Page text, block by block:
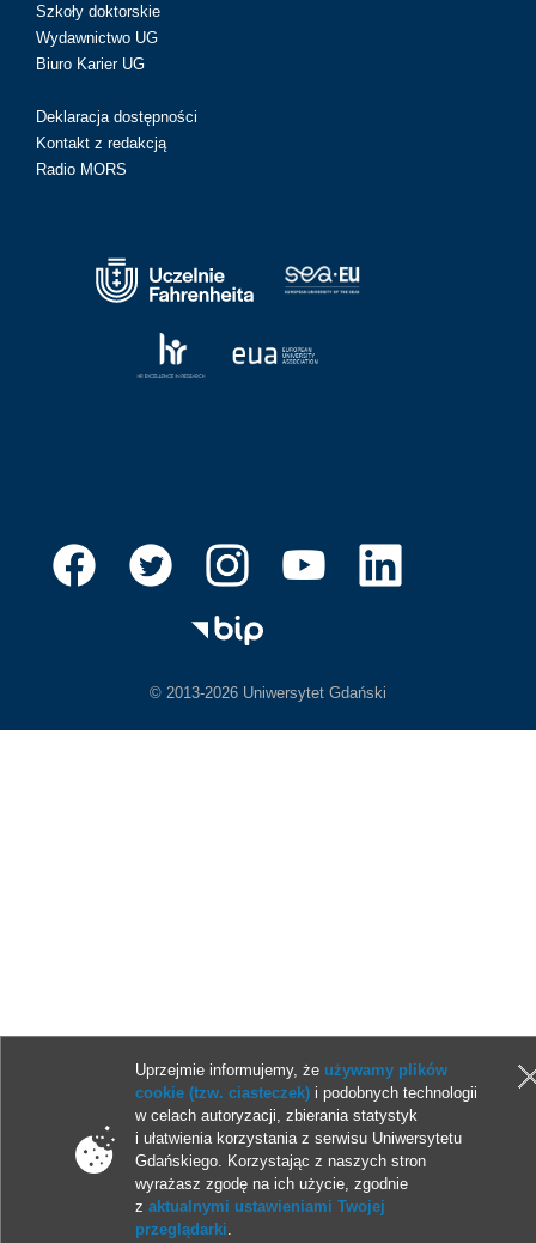
Szkoły doktorskie
Wydawnictwo UG
Biuro Karier UG
Deklaracja dostępności
Kontakt z redakcją
Radio MORS
© 2013-2026 Uniwersytet Gdański
Uprzejmie informujemy, że używamy plików
cookie (tzw. ciasteczek) i podobnych technologii
w celach autoryzacji, zbierania statystyk
i ułatwienia korzystania z serwisu Uniwersytetu
Gdańskiego. Korzystając z naszych stron
wyrażasz zgodę na ich użycie, zgodnie
zaktualnymi ustawieniami Twojej
przeglądarki.